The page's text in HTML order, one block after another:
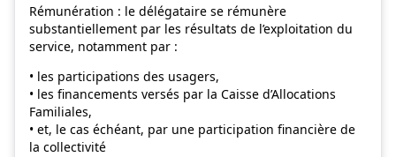
Rémunération : le délégataire se rémunère
substantiellement par les résultats de l’exploitation du
service, notamment par :
• les participations des usagers,
• les financements versés par la Caisse d’Allocations
Familiales,
• et, le cas échéant, par une participation financière de
la collectivité